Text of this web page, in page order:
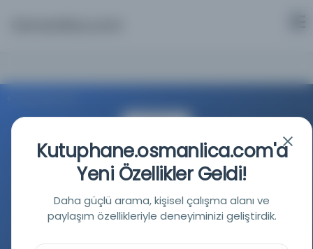
Türkiye Cumhuriyeti Devlet Arşivleri Başkanlığı
Kutuphane.osmanlica.com'a
Yeni Özellikler Geldi!
Daha güçlü arama, kişisel çalışma alanı ve
paylaşım özellikleriyle deneyiminizi geliştirdik.